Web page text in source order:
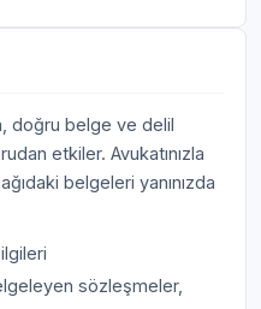
doğru belge ve delil
etkiler. Avukatınızla
belgeleri yanınızda
sözleşmeler,